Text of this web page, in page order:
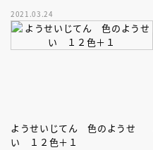
2021.03.24
ようせいじてん 色のようせ
い １２色＋１